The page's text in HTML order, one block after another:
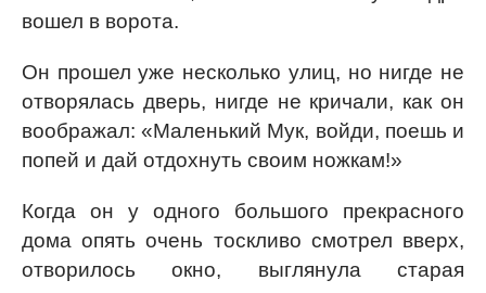
вошел в ворота.
Он прошел уже несколько улиц, но нигде не
отворялась дверь, нигде не кричали, как он
воображал: «Маленький Мук, войди, поешь и
попей и дай отдохнуть своим ножкам!»
Когда он у одного большого прекрасного
дома опять очень тоскливо смотрел вверх,
отворилось окно, выглянула старая